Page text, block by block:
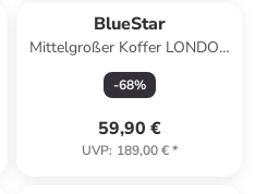
BlueStar
Mittelgroßer Koffer LONDON
in Rosa (64L)
-68%
59,90 €
UVP: 189,00 €*